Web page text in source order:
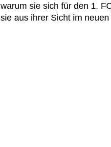
warum sie sich für den 1.
sie aus ihrer Sicht im